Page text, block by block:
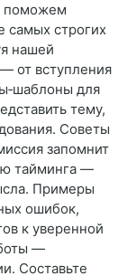
поможем
самых строгих
нашей
от вступления
для
тему,
Советы
запомнит
тайминга —
Примеры
ошибок,
к уверенной
—
Составьте